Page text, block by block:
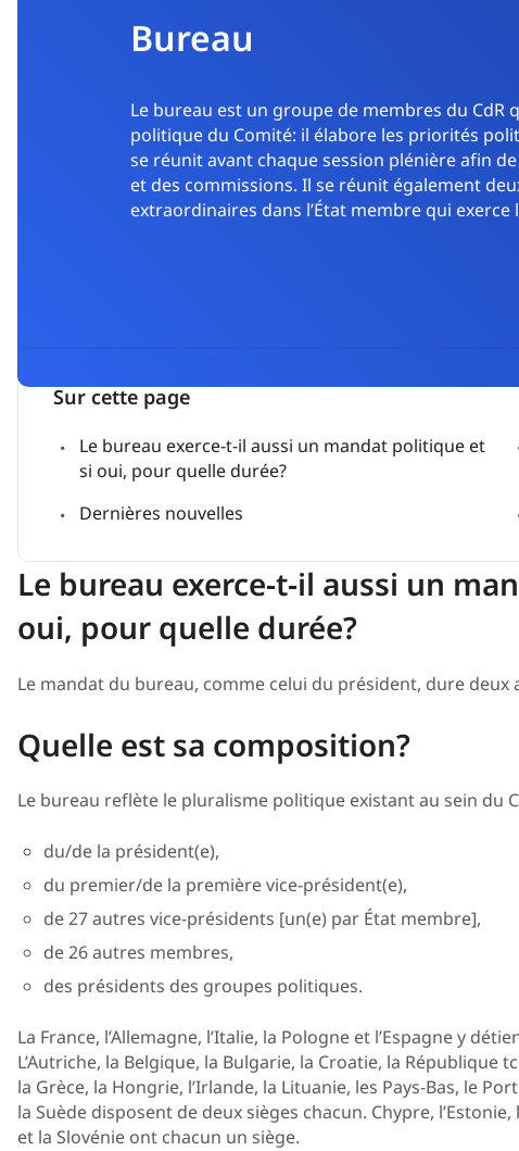
Bureau
Le bureau est un groupe de membres du
politique du Comité: il élabore les priorités
se réunit avant chaque session plénière afin
et des commissions. Il se réunit également
extraordinaires dans l’État membre qui
Sur cette page
Le bureau exerce-t-il aussi un mandat politique et
si oui, pour quelle durée?
Dernières nouvelles
Le bureau exerce-t-il aussi un
oui, pour quelle durée?
Le mandat du bureau, comme celui du président, dure deux
Quelle est sa composition?
Le bureau reflète le pluralisme politique existant au sein du
du/de la président(e),
du premier/de la première vice-président(e),
de 27 autres vice-présidents [un(e) par État membre],
de 26 autres membres,
des présidents des groupes politiques.
La France, l’Allemagne, l’Italie, la Pologne et l’Espagne y
L’Autriche, la Belgique, la Bulgarie, la Croatie, la République
la Grèce, la Hongrie, l’Irlande, la Lituanie, les Pays-Bas, le
la Suède disposent de deux sièges chacun. Chypre,
et la Slovénie ont chacun un siège.